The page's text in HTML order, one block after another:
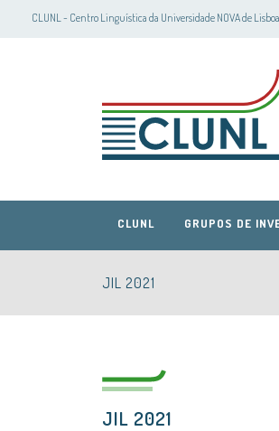
CLUNL - Centro Linguística da Universidade NOVA de Lisboa
CLUNL
CLUNL GRUPOS DE
JIL 2021
JIL 2021